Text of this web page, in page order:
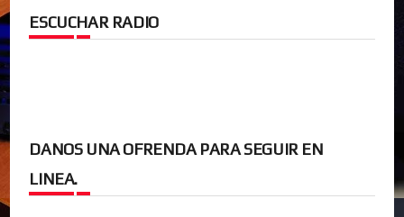
ESCUCHAR RADIO
DANOS UNA OFRENDA PARA SEGUIR EN
LINEA.